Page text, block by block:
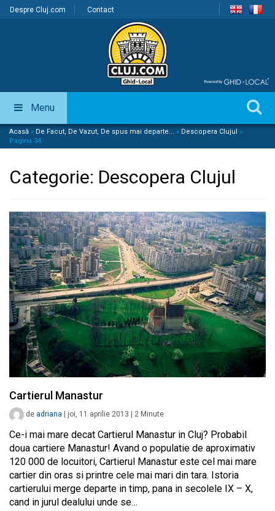
Despre Cluj.com Contact
Menu
Acasă » De Facut, De Vazut, De spus mai departe... » Descopera Clujul
»
Pagina 34
Categorie: Descopera Clujul
Cartierul Manastur
de adriana joi, 11 aprilie 2013 2 Minute
Ce-i mai mare decat Cartierul Manastur in Cluj? Probabil
doua cartiere Manastur! Avand o populatie de aproximativ
120 000 de locuitori, Cartierul Manastur este cel mai mare
cartier din oras si printre cele mai mari din tara. Istoria
cartierului merge departe in timp, pana in secolele IX – X,
cand in jurul dealului unde se…